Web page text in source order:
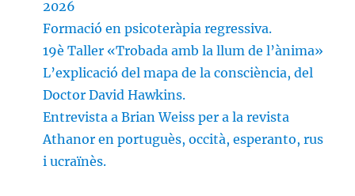
2026
Formació en psicoteràpia regressiva.
19è Taller «Trobada amb la llum de l’ànima»
L’explicació del mapa de la consciència, del
Doctor David Hawkins.
Entrevista a Brian Weiss per a la revista
Athanor en portuguès, occità, esperanto, rus
i ucraïnès.